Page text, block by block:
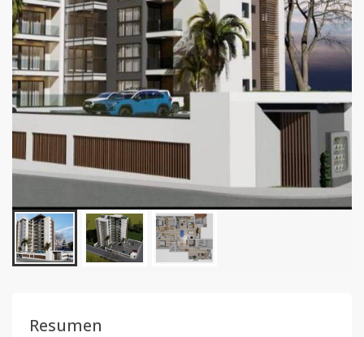
Resumen